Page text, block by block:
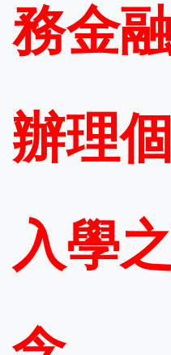
務金
辦理
入學